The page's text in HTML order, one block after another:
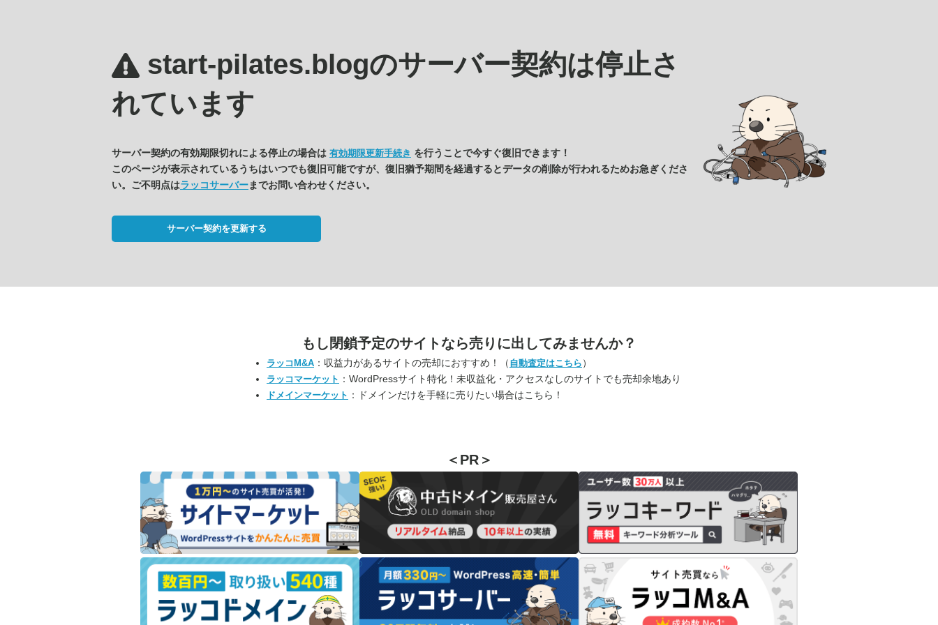
start-pilates.blogのサーバー契約は停止さ
れています
サーバー契約の有効期限切れによる停止の場合は 有効期限更新手続き を行うことで今すぐ復旧できます！
このページが表示されているうちはいつでも復旧可能ですが、復旧猶予期間を経過するとデータの削除が行われるためお急ぎくださ
い。ご不明点はラッコサーバーまでお問い合わせください。
サーバー契約を更新する
もし閉鎖予定のサイトなら売りに出してみませんか？
ラッコM&A ：収益力があるサイトの売却におすすめ！（ 自動査定はこちら ）
ラッコマーケット ：WordPressサイト特化！未収益化・アクセスなしのサイトでも売却余地あり
ドメインマーケット ：ドメインだけを手軽に売りたい場合はこちら！
＜PR＞